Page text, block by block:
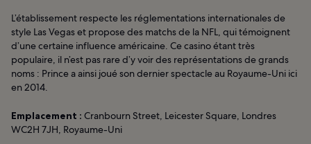
L’établissement respecte les réglementations internationales de
style Las Vegas et propose des matchs de la NFL, qui témoignent
d’une certaine influence américaine. Ce casino étant très
populaire, il n’est pas rare d’y voir des représentations de grands
noms : Prince a ainsi joué son dernier spectacle au Royaume-Uni ici
en 2014.
Emplacement : Cranbourn Street, Leicester Square, Londres
WC2H 7JH, Royaume-Uni